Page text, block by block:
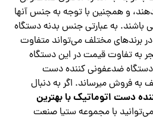
و همچنین با توجه به جنس آنها
باشند. به عبارتی جنس بدنه دستگاه
برندهای مختلف می‌تواند متفاوت
به تفاوت قیمت در این دستگاه
ضدعفونی کننده دست
به فروش میرساند. اگر به دنبال
دست اتوماتیک با بهترین
می‌توانید با مجموعه ستیا صنعت